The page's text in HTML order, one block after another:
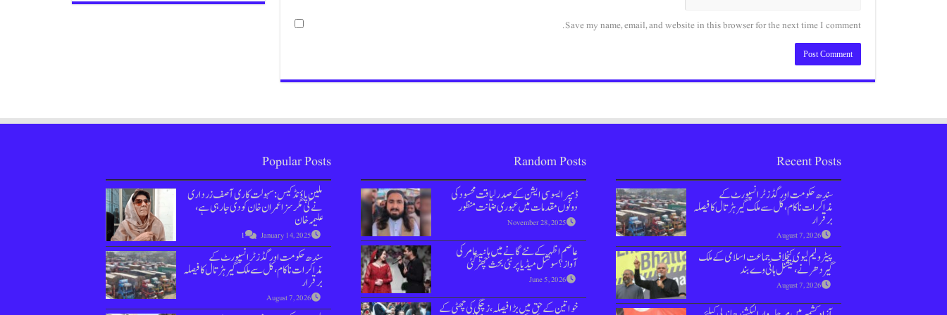
Save my name, email, and website in this browser for the next time I comment.
Popular Posts
ملین پاؤنڈ کیس : سہولت کاری آصف زرداری
نے کی مگر سزا عمران خان کو دی جارہی ہے،
علیمہ خان
January 14, 2025
1
سندھ حکومت اور گڈز ٹرانسپورٹ کے
مذاکرات ناکام،کل سے ملک گیر ہڑتال کا فیصلہ
برقرار
August 7, 2026
Random Posts
ڈمپر ایسوسی ایشن کے صدر لیاقت محسود کی
دونوں مقدمات میں عبوری ضمانت منظور
November 28, 2025
عاصم اظہر کے نئے گانے میں ہانیہ عامر کی
آواز؟ سوشل میڈیا پر نئی بحث چھڑ گئی
June 5, 2026
خواتین کے حق میں بڑا فیصلہ، زچگی کی چھٹی کے
Recent Posts
سندھ حکومت اور گڈز ٹرانسپورٹ کے
مذاکرات ناکام،کل سے ملک گیر ہڑتال کا فیصلہ
برقرار
August 7, 2026
پیٹرولیم لیوی کیخلاف جماعت اسلامی کےملک
گیر دھرنے، نیشنل ہائی وے بند
August 7, 2026